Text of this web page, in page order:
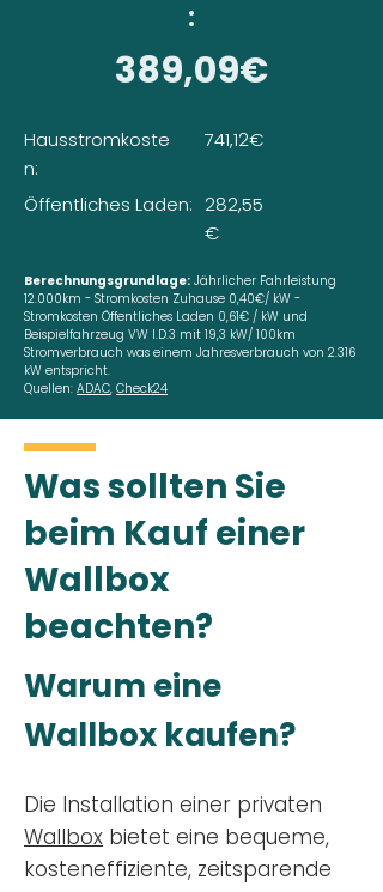
:
389,09€
Hausstromkoste
n:
Öffentliches Laden:
741,12€
282,55
€
Berechnungsgrundlage: Jährlicher Fahrleistung
12.000km - Stromkosten Zuhause 0,40€/ kW -
Stromkosten Öffentliches Laden 0,61€ / kW und
Beispielfahrzeug VW I.D.3 mit 19,3 kW/ 100km
Stromverbrauch was einem Jahresverbrauch von 2.316
kW entspricht.
Quellen: ADAC, Check24
Was sollten Sie
beim Kauf einer
Wallbox
beachten?
Warum eine
Wallbox kaufen?
Die Installation einer privaten
Wallbox bietet eine bequeme,
kosteneffiziente, zeitsparende